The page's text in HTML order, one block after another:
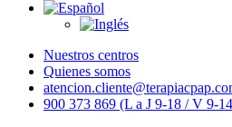
Nuestros centros
Quienes somos
900 373 869 (L a J 9-18 / V 9-